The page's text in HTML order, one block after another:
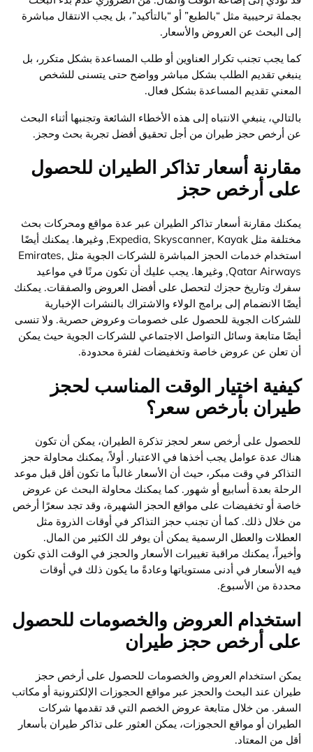
بجملة ترحيبية مثل “بالطبع” أو “بالتأكيد”، بل يجب الانتقال مباشرة
إلى البحث عن العروض والأسعار.
كما يجب تجنب تكرار العناوين أو طلب المساعدة بشكل متكرر، بل
ينبغي تقديم الطلب بشكل مباشر وواضح حتى يتسنى للشخص
المعني تقديم المساعدة بشكل فعال.
بالتالي، ينبغي الانتباه إلى هذه الأخطاء الشائعة وتجنبها أثناء البحث
عن أرخص حجز طيران من أجل تحقيق أفضل تجربة بحث وحجز.
مقارنة أسعار تذاكر الطيران للحصول
على أرخص حجز
يمكنك مقارنة أسعار تذاكر الطيران عبر عدة مواقع ومحركات بحث
مختلفة مثل Expedia, Skyscanner, Kayak, وغيرها. يمكنك أيضًا
استخدام خدمات الحجز المباشرة للشركات الجوية مثل Emirates,
Qatar Airways, وغيرها. يجب عليك أن تكون مرنًا في مواعيد
سفرك وتاريخ حجزك لتحصل على أفضل العروض والصفقات. يمكنك
أيضًا الانضمام إلى برامج الولاء والاشتراك بالنشرات الإخبارية
للشركات الجوية للحصول على خصومات وعروض حصرية. ولا تنسى
أيضًا متابعة وسائل التواصل الاجتماعي للشركات الجوية حيث يمكن
أن تعلن عن عروض خاصة وتخفيضات لفترة محدودة.
كيفية اختيار الوقت المناسب لحجز
طيران بأرخص سعر؟
للحصول على أرخص سعر لحجز تذكرة الطيران، يمكن أن تكون
هناك عدة عوامل يجب أخذها في الاعتبار. أولاً، يمكنك محاولة حجز
التذاكر في وقت مبكر، حيث أن الأسعار غالباً ما تكون أقل قبل موعد
الرحلة بعدة أسابيع أو شهور. كما يمكنك محاولة البحث عن عروض
خاصة أو تخفيضات على مواقع الحجز الشهيرة، وقد تجد سعرًا أرخص
من خلال ذلك. كما أن تجنب حجز التذاكر في أوقات الذروة مثل
العطلات والعطل الرسمية يمكن أن يوفر لك الكثير من المال.
وأخيراً، يمكنك مراقبة تغييرات الأسعار والحجز في الوقت الذي تكون
فيه الأسعار في أدنى مستوياتها وعادةً ما يكون ذلك في أوقات
محددة من الأسبوع.
استخدام العروض والخصومات للحصول
على أرخص حجز طيران
يمكن استخدام العروض والخصومات للحصول على أرخص حجز
طيران عند البحث والحجز عبر مواقع الحجوزات الإلكترونية أو مكاتب
السفر. من خلال متابعة عروض الخصم التي قد تقدمها شركات
الطيران أو مواقع الحجوزات، يمكن العثور على تذاكر طيران بأسعار
أقل من المعتاد.